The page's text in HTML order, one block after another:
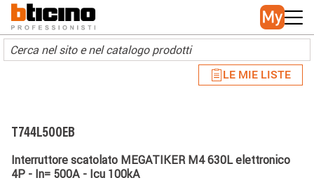
Skip to main content
Main navigation
LE MIE LISTE
T744L500EB
Interruttore scatolato MEGATIKER M4 630L elettronico
4P - In= 500A - Icu 100kA